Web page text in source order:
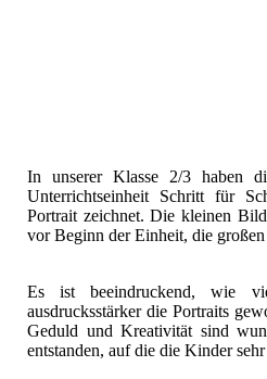
In unserer Klasse 2/3 haben
Unterrichtseinheit Schritt für
Portrait zeichnet. Die kleinen
vor Beginn der Einheit, die
Es ist beeindruckend, wie
ausdrucksstärker die Portraits
Geduld und Kreativität sind
entstanden, auf die die Kinder